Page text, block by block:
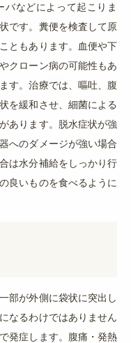
などによって起こりま
です。糞便を検査して原
ともあります。血便や下
クローン病の可能性もあ
す。治療では、嘔吐、腹
を緩和させ、細菌による
あります。脱水症状が強
へのダメージが強い場合
は水分補給をしっかり行
良いものを食べるように
部が外側に袋状に突出し
なるわけではありません
発症します。腹痛・発熱